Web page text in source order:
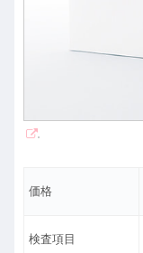
価格
検査項目